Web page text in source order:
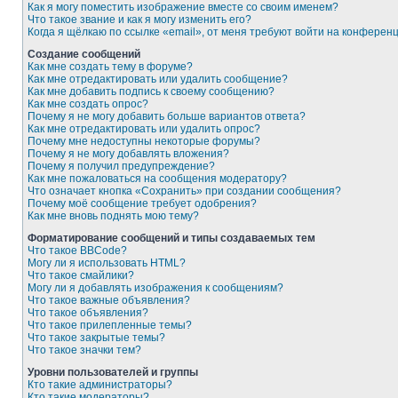
Как я могу поместить изображение вместе со своим именем?
Что такое звание и как я могу изменить его?
Когда я щёлкаю по ссылке «email», от меня требуют войти на
Создание сообщений
Как мне создать тему в форуме?
Как мне отредактировать или удалить сообщение?
Как мне добавить подпись к своему сообщению?
Как мне создать опрос?
Почему я не могу добавить больше вариантов ответа?
Как мне отредактировать или удалить опрос?
Почему мне недоступны некоторые форумы?
Почему я не могу добавлять вложения?
Почему я получил предупреждение?
Как мне пожаловаться на сообщения модератору?
Что означает кнопка «Сохранить» при создании сообщения?
Почему моё сообщение требует одобрения?
Как мне вновь поднять мою тему?
Форматирование сообщений и типы создаваемых тем
Что такое BBCode?
Могу ли я использовать HTML?
Что такое смайлики?
Могу ли я добавлять изображения к сообщениям?
Что такое важные объявления?
Что такое объявления?
Что такое прилепленные темы?
Что такое закрытые темы?
Что такое значки тем?
Уровни пользователей и группы
Кто такие администраторы?